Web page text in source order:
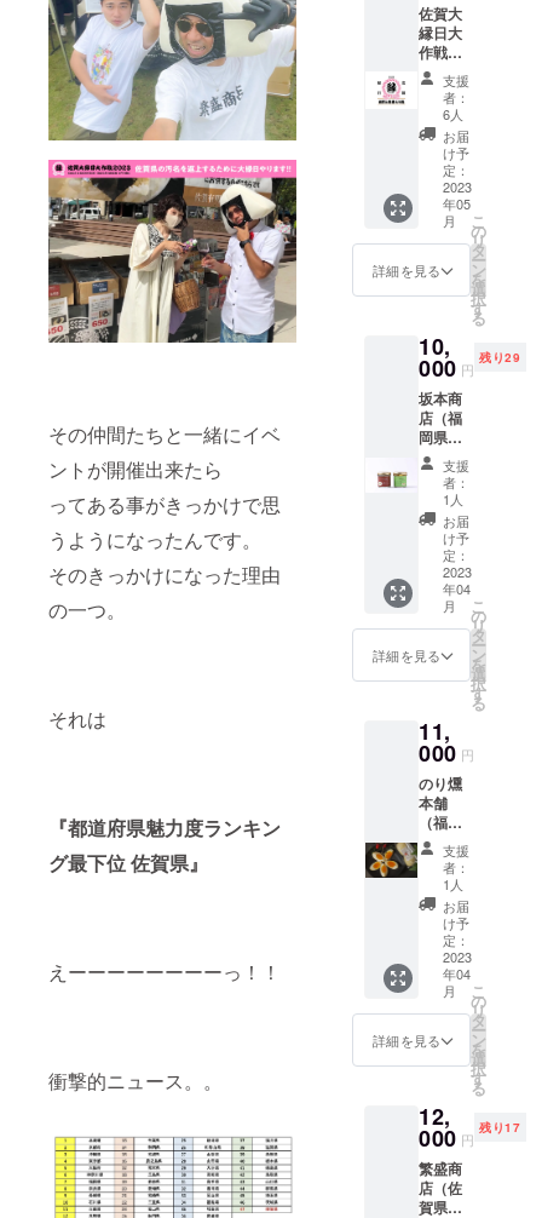
その仲間たちと一緒にイベ
ントが開催出来たら
ってある事がきっかけで思
うようになったんです。
そのきっかけになった理由
の一つ。
それは
『都道府県魅力度ランキン
グ最下位 佐賀県』
えーーーーーーーーっ！！
衝撃的ニュース。。
に長崎
となり
ます。
使用期
限は
2023年
12月31
日まで
となり
ます。
【出店
者紹
介】は
じめま
してリ
ウマチ
セサ
リー作
家
kawaik
aと申し
ます
（長崎
在住）
自然が
大好き
なので
天然石
や貝、
淡水
パール
などを
主に
使って
ます。
佐賀大
縁日大
作戦
Vol.1に
は、た
くさん
の方に
愛して
いただ
いてい
るミモ
ザさん
アクセ
サリー
をはじ
め初お
ちしま
す。お
きるの
を楽し
みにし
んばり
ます！
あたた
かい
人々が
集う場
所を
日々開
拓中。
子供達
に明る
い未来
をみせ
たい！
良き生
産者と
りた
い。一
つの村
で全て
が繋が
り、生
活でき
る『理
想の村
創り』
に参加
しませ
んか？
たこ焼
き5パッ
ク分と
交換で
きま
す。 ●
使用方
法：ク
ラウド
ファン
ディン
グ期間
が終了
クーポ
ンチ
を郵送
いたし
ます。
出店会
場にて
お好き
なたこ
焼きと
交換し
てくだ
さい。
クーポ
ン券は
一枚あ
たり１
パック
の交換
となり
ます。
主に福
岡とな
りま
す。
【出店
者紹
介】お
出汁に
こだ
わった
ふっく
らたこ
やき。
王道の
ソース
やくせ
になる
塩ダレ
マヨな
のソー
スから
お選び
いただ
けま
す。北
枚綴りとなりま
す。 ●使用方
法：クラウド
ファンディング
期間が終了後、
クーポンチケッ
トを郵送いたし
ます。店舗やイ
ベント出店時に
使用する場合は
ご提出くださ
い。お釣りは出
承ください。出
店は主に佐賀と
月31日までとな
ります。
佐賀大
縁日大
作戦
（佐賀
県）
https://i
nstagra
m.com/
saga_d
aiennic
hi_dais
akusen/
入場料
無料＆
佐賀大
シャツ
１枚 ●
佐賀大
縁日大
作戦の
入場料
が無料
となり
ます。
（5/27
の一部
と二
部、
5/28の
両日フ
リーパ
スとな
ロゴ
マーク
し、全
出店者
の屋号
が入っ
たイベ
ントＴ
シャツ
となり
ます。
サイズ
はS、
M、L、
LLから
お選び
支援
者：
6人
お届
け予
定：
2023
年05
月
詳細を見る
こ
の
リ
タ
ー
ン
を
選
択
す
る
10,
000 円
残り29
坂本商
店（福
岡県）
https://i
nstagra
m.com/
sakam
otoshot
称：ち
りめん
日和
じゃこ
のオイ
ル漬け
量：ペ
ペロン
チーノ
風120g
入り×2
本、北
九州
しょう
ゆ仕込
み120g
入り×2
本 ●
保存方
法：直
射日
光、高
温多湿
存 ●賞
味期
造から
半年 ●
原材
支援
者：
1人
お届
け予
定：
2023
年04
月
詳細を見る
こ
の
リ
タ
ー
ン
を
選
択
す
る
11,
000 円
のり燻
本舗
（福岡
県）
https://
www.in
stagra
m.com/
norinori
_317/ ●
名称：
燻製
セット
●内容
量：燻
個、燻
製チー
ズ（ス
モーク
チー
ズ）、
支援
者：
1人
お届
け予
定：
2023
年04
月
詳細を見る
こ
の
リ
タ
ー
ン
を
選
択
す
る
12,
000 円
残り17
繁盛商
店（佐
賀県）